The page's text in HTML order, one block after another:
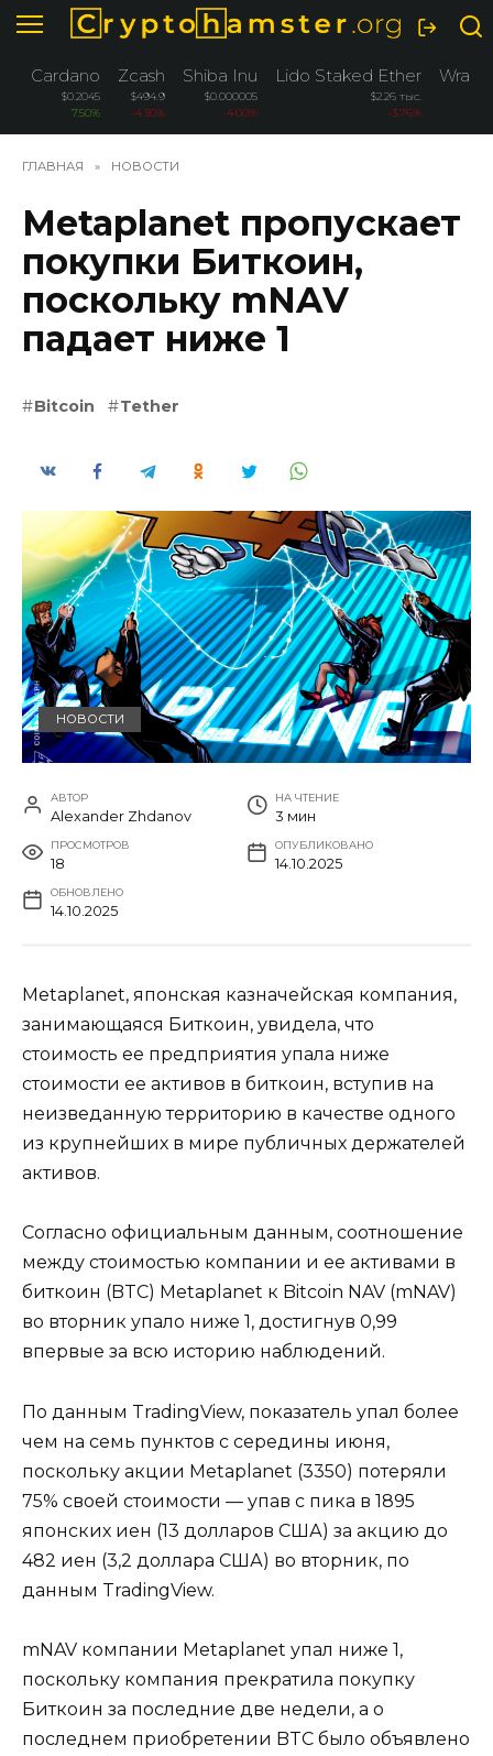
Перейти
содержанию
Cardano
$0.2045
7.50%
Zcash
$494.9
-4.30%
Shiba Inu
$0.000005
-4.00%
Lido Staked Ether
$2.26 тыс.
-3.76%
ГЛАВНАЯ » НОВОСТИ
Metaplanet пропускает
покупки Биткоин,
поскольку mNAV
падает ниже 1
Bitcoin Tether
НОВОСТИ
АВТОР
Alexander Zhdanov
НА ЧТЕНИЕ
3 мин
ПРОСМОТРОВ
18
ОПУБЛИКОВАНО
14.10.2025
ОБНОВЛЕНО
14.10.2025
Metaplanet, японская казначейская компания,
занимающаяся Биткоин, увидела, что
стоимость ее предприятия упала ниже
стоимости ее активов в биткоин, вступив на
неизведанную территорию в качестве одного
из крупнейших в мире публичных держателей
активов.
Согласно официальным данным, соотношение
между стоимостью компании и ее активами в
биткоин (BTC) Metaplanet к Bitcoin NAV (mNAV)
во вторник упало ниже 1, достигнув 0,99
впервые за всю историю наблюдений.
По данным TradingView, показатель упал более
чем на семь пунктов с середины июня,
поскольку акции Metaplanet (3350) потеряли
75% своей стоимости — упав с пика в 1895
японских иен (13 долларов США) за акцию до
482 иен (3,2 доллара США) во вторник, по
данным TradingView.
mNAV компании Metaplanet упал ниже 1,
поскольку компания прекратила покупку
Биткоин за последние две недели, а о
последнем приобретении BTC было объявлено